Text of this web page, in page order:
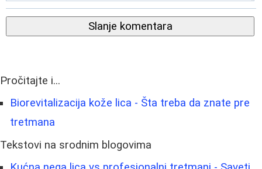
Slanje komentara
Pročitajte i...
Biorevitalizacija kože lica - Šta treba da znate pre
tretmana
Tekstovi na srodnim blogovima